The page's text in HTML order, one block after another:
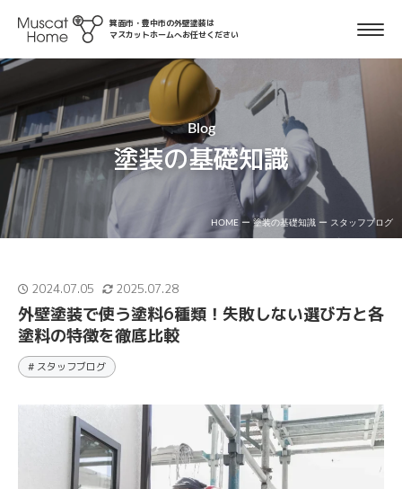
箕面市・豊中市の外壁塗装は
マスカットホームへお任せください
Blog
塗装の基礎知識
HOME ー 塗装の基礎知識 ー スタッフブログ
2024.07.05 2025.07.28
外壁塗装で使う塗料6種類！失敗しない選び方と各
塗料の特徴を徹底比較
# スタッフブログ